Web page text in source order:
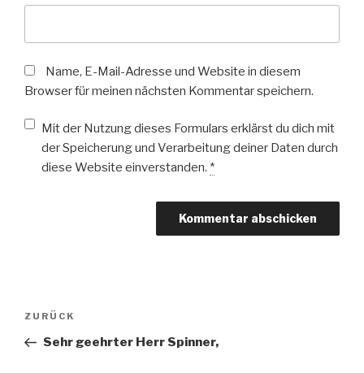
Name, E-Mail-Adresse und Website in diesem
Browser für meinen nächsten Kommentar speichern.
Mit der Nutzung dieses Formulars erklärst du dich mit
der Speicherung und Verarbeitung deiner Daten durch
diese Website einverstanden. *
Beitragsnavigation
Vorheriger
Beitrag
ZURÜCK
Sehr geehrter Herr Spinner,